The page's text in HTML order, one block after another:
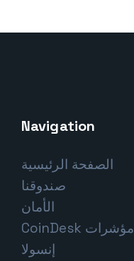
Navigation
الصفحة الرئيسية
صندوقنا
الأمان
مؤشرات CoinDesk
إنسولا